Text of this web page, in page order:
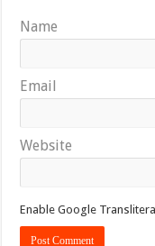
Name
Email
Website
Enable Google